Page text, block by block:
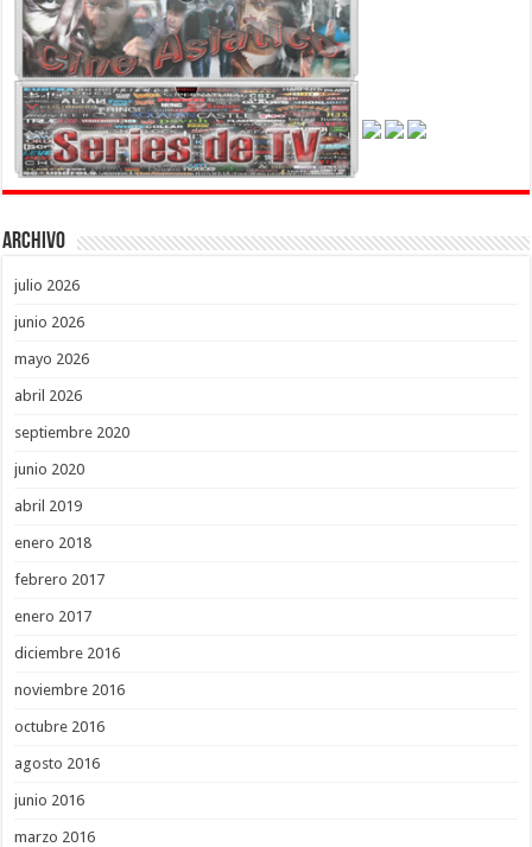
Archivo
julio 2026
junio 2026
mayo 2026
abril 2026
septiembre 2020
junio 2020
abril 2019
enero 2018
febrero 2017
enero 2017
diciembre 2016
noviembre 2016
octubre 2016
agosto 2016
junio 2016
marzo 2016